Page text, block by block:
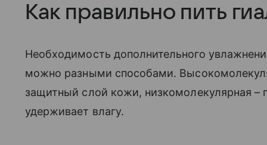
Как правильно пить
Необходимость дополнительного
можно разными способами.
защитный слой кожи, низкомолекулярная –
удерживает влагу.